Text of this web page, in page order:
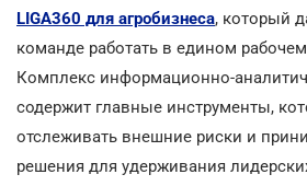
LIGA360 для агробизнеса, который
команде работать в едином
Комплекс информационно-
содержит главные инструменты,
отслеживать внешние риски и
решения для удерживания